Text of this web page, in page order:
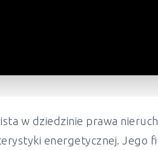
w dziedzinie prawa
energetycznej. Jego